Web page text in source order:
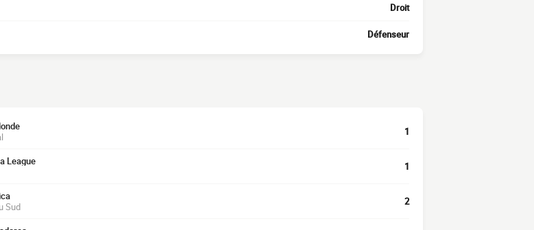
Droit
Défenseur
1
League
1
Sud
2